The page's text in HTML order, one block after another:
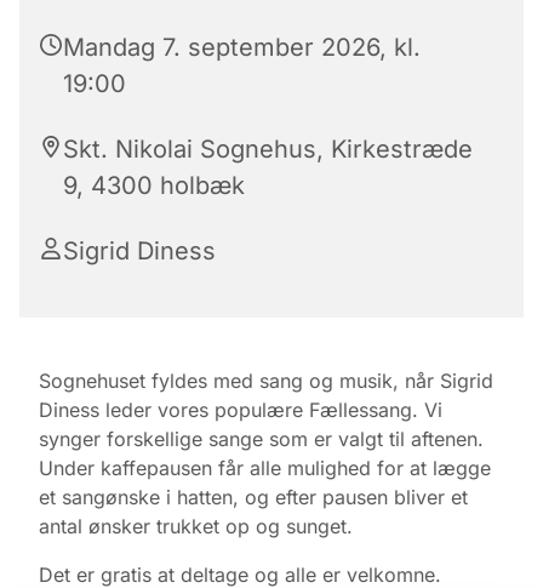
Mandag 7. september 2026, kl.
19:00
Skt. Nikolai Sognehus, Kirkestræde
9, 4300 holbæk
Sigrid Diness
Sognehuset fyldes med sang og musik, når Sigrid
Diness leder vores populære Fællessang. Vi
synger forskellige sange som er valgt til aftenen.
Under kaffepausen får alle mulighed for at lægge
et sangønske i hatten, og efter pausen bliver et
antal ønsker trukket op og sunget.
Det er gratis at deltage og alle er velkomne.